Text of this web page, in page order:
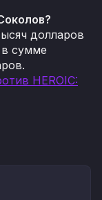
долларов
в сумме
HEROIC: